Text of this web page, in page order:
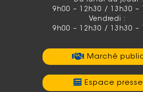
9h00 – 12h30 / 13h30 –
Vendredi :
9h00 – 12h30 / 13h30 –
Marché
Espace presse